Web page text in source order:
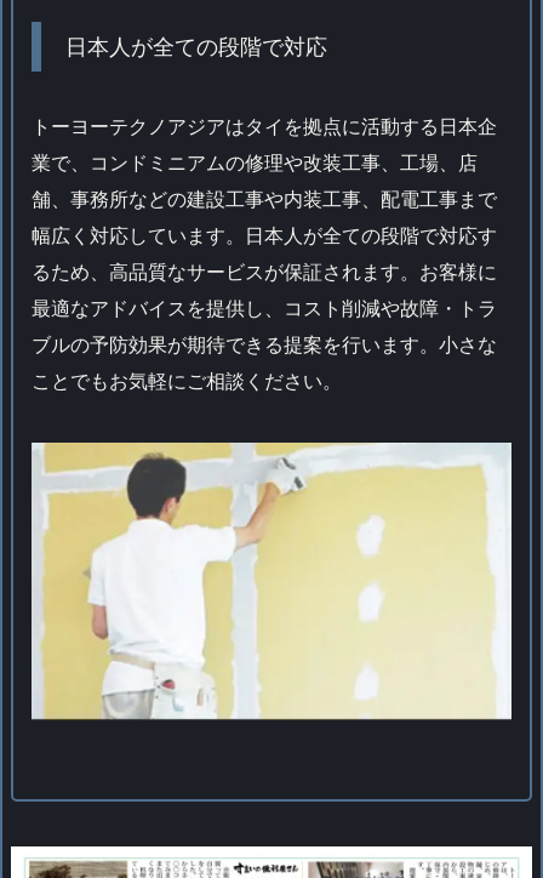
日本人が全ての段階で対応
トーヨーテクノアジアはタイを拠点に活動する日本企
業で、コンドミニアムの修理や改装工事、工場、店
舗、事務所などの建設工事や内装工事、配電工事まで
幅広く対応しています。日本人が全ての段階で対応す
るため、高品質なサービスが保証されます。お客様に
最適なアドバイスを提供し、コスト削減や故障・トラ
ブルの予防効果が期待できる提案を行います。小さな
ことでもお気軽にご相談ください。